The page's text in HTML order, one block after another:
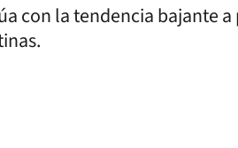
con la tendencia bajante